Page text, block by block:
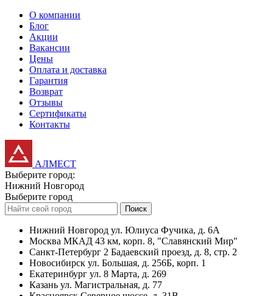
О компании
Блог
Акции
Вакансии
Цены
Оплата и доставка
Гарантия
Возврат
Отзывы
Сертификаты
Контакты
АЛМЕСТ
Выберите город:
Нижний Новгород
Выберите город
Поиск
Нижний Новгород ул. Юлиуса Фучика, д. 6А
Москва МКАД 43 км, корп. 8, "Славянский Мир"
Санкт-Петербург 2 Бадаевский проезд, д. 8, стр. 2
Новосибирск ул. Большая, д. 256Б, корп. 1
Екатеринбург ул. 8 Марта, д. 269
Казань ул. Магистральная, д. 77